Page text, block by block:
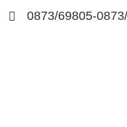
0873/69805-